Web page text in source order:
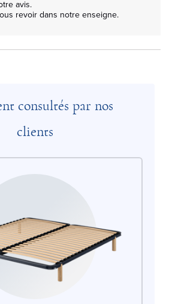
avis.
revoir dans notre enseigne.
consultés par nos
clients